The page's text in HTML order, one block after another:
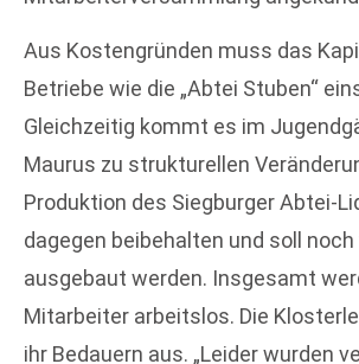
Aus Kostengründen muss das
Betriebe wie die „Abtei Stuben“
Gleichzeitig kommt es im
Maurus zu strukturellen
Produktion des Siegburger Abtei-
dagegen beibehalten und soll
ausgebaut werden. Insgesamt
Mitarbeiter arbeitslos. Die
ihr Bedauern aus. „Leider wurden